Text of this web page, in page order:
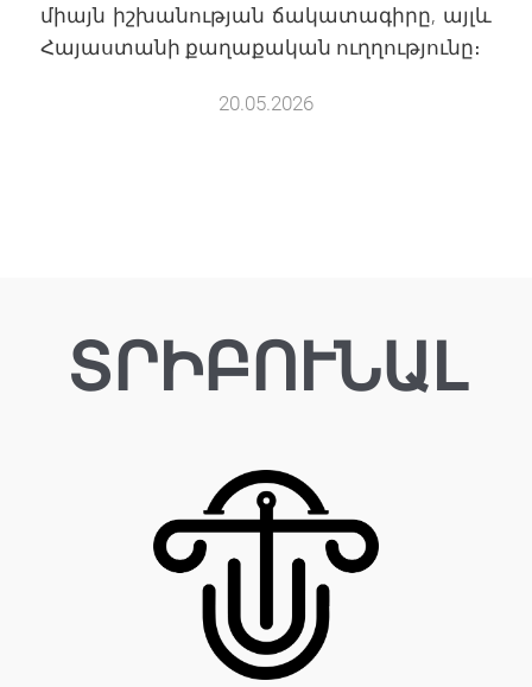
միայն իշխանության ճակատագիրը, այլև
Հայաստանի քաղաքական ուղղությունը։
20.05.2026
ՏՐԻԲՈՒՆԱԼ